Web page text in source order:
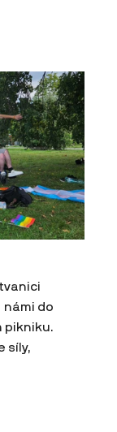
námi do
pikniku.
síly,